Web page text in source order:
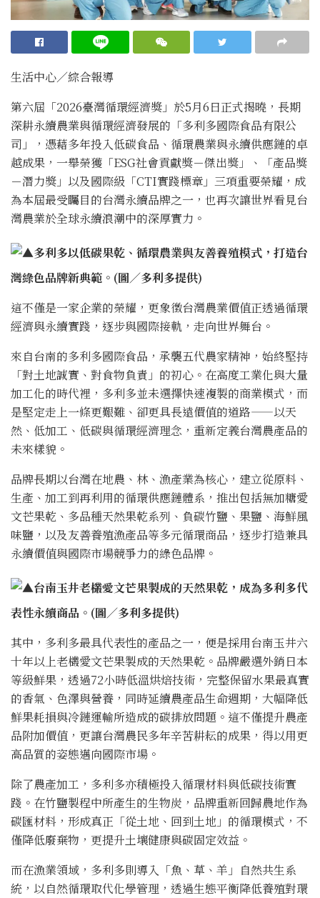
生活中心／綜合報導
第六屆「2026臺灣循環經濟獎」於5月6日正式揭曉，長期
深耕永續農業與循環經濟發展的「多利多國際食品有限公
司」，憑藉多年投入低碳食品、循環農業與永續供應鏈的卓
越成果，一舉榮獲「ESG社會貢獻獎－傑出獎」、「產品獎
－潛力獎」以及國際級「CTI實踐標章」三項重要榮耀，成
為本屆最受矚目的台灣永續品牌之一，也再次讓世界看見台
灣農業於全球永續浪潮中的深厚實力。
▲多利多以低碳果乾、循環農業與友善養殖模式，打造台
灣綠色品牌新典範 。(圖／多利多提供)
這不僅是一家企業的榮耀，更象徵台灣農業價值正透過循環
經濟與永續實踐，逐步與國際接軌，走向世界舞台。
來自台南的多利多國際食品，承襲五代農家精神，始終堅持
「對土地誠實、對食物負責」的初心。在高度工業化與大量
加工化的時代裡，多利多並未選擇快速複製的商業模式，而
是堅定走上一條更艱難、卻更具長遠價值的道路——以天
然、低加工、低碳與循環經濟理念，重新定義台灣農產品的
未來樣貌。
品牌長期以台灣在地農、林、漁產業為核心，建立從原料、
生產、加工到再利用的循環供應鏈體系，推出包括無加糖愛
文芒果乾、多品種天然果乾系列、負碳竹鹽、果鹽、海鮮風
味鹽，以及友善養殖漁產品等多元循環商品，逐步打造兼具
永續價值與國際市場競爭力的綠色品牌。
▲台南玉井老欉愛文芒果製成的天然果乾，成為多利多代
表性永續商品 。(圖／多利多提供)
其中，多利多最具代表性的產品之一，便是採用台南玉井六
十年以上老欉愛文芒果製成的天然果乾。品牌嚴選外銷日本
等級鮮果，透過72小時低溫烘焙技術，完整保留水果最真實
的香氣、色澤與營養，同時延續農產品生命週期，大幅降低
鮮果耗損與冷鏈運輸所造成的碳排放問題。這不僅提升農產
品附加價值，更讓台灣農民多年辛苦耕耘的成果，得以用更
高品質的姿態邁向國際市場。
除了農產加工，多利多亦積極投入循環材料與低碳技術實
踐。在竹鹽製程中所產生的生物炭，品牌重新回歸農地作為
碳匯材料，形成真正「從土地、回到土地」的循環模式，不
僅降低廢棄物，更提升土壤健康與碳固定效益。
而在漁業領域，多利多則導入「魚、草、羊」自然共生系
統，以自然循環取代化學管理，透過生態平衡降低養殖對環